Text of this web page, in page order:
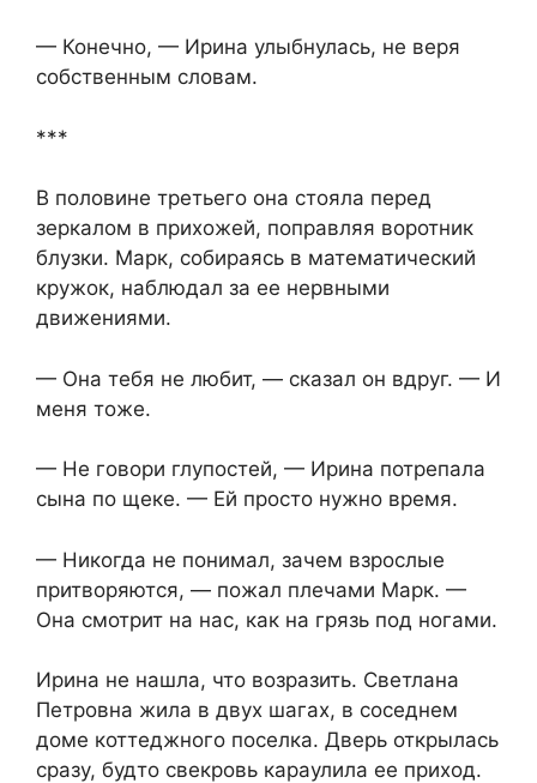
— Конечно, — Ирина улыбнулась, не веря
собственным словам.
***
В половине третьего она стояла перед
зеркалом в прихожей, поправляя воротник
блузки. Марк, собираясь в математический
кружок, наблюдал за ее нервными
движениями.
— Она тебя не любит, — сказал он вдруг. — И
меня тоже.
— Не говори глупостей, — Ирина потрепала
сына по щеке. — Ей просто нужно время.
— Никогда не понимал, зачем взрослые
притворяются, — пожал плечами Марк. —
Она смотрит на нас, как на грязь под ногами.
Ирина не нашла, что возразить. Светлана
Петровна жила в двух шагах, в соседнем
доме коттеджного поселка. Дверь открылась
сразу, будто свекровь караулила ее приход.